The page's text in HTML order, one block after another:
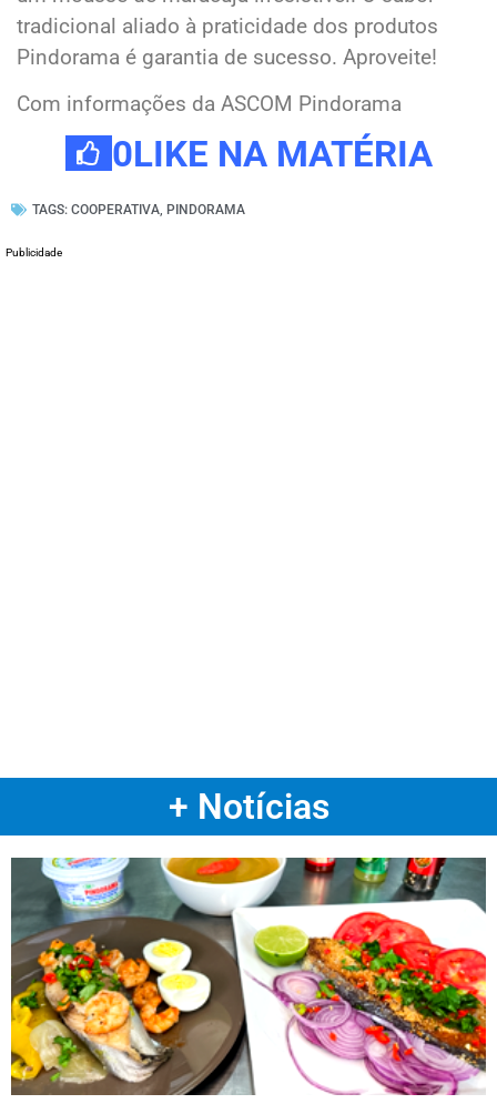
tradicional aliado à praticidade dos produtos
Pindorama é garantia de sucesso. Aproveite!
Com informações da ASCOM Pindorama
0LIKE NA MATÉRIA
TAGS: COOPERATIVA, PINDORAMA
Publicidade
+ Notícias